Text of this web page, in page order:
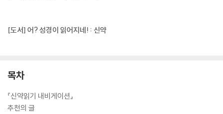
[도서] 어? 성경이 읽어지네! : 신약
목차
『신약읽기 내비게이션』
추천의 글